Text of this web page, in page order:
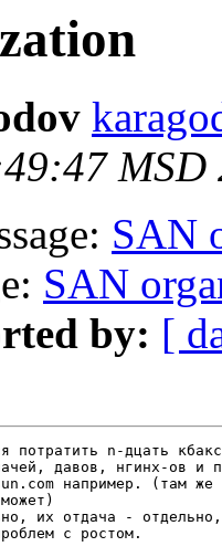
MSD
SAN
SAN
by: [
потратить n-дцать
давов, нгинх-ов и
например. (там же
их отдача -
с ростом.